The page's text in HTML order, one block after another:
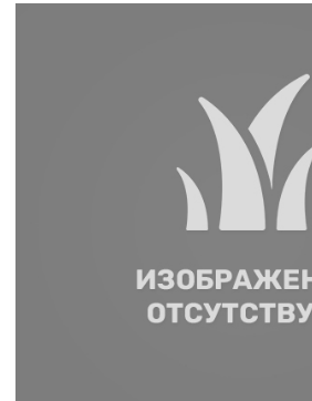
ВЕРНУТСЯ НА ГЛАВНЫЙ САЙТ